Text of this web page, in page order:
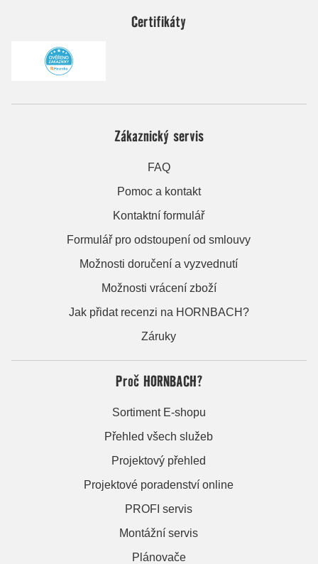
Certifikáty
Zákaznický servis
FAQ
Pomoc a kontakt
Kontaktní formulář
Formulář pro odstoupení od smlouvy
Možnosti doručení a vyzvednutí
Možnosti vrácení zboží
Jak přidat recenzi na HORNBACH?
Záruky
Proč HORNBACH?
Sortiment E-shopu
Přehled všech služeb
Projektový přehled
Projektové poradenství online
PROFI servis
Montážní servis
Plánovače